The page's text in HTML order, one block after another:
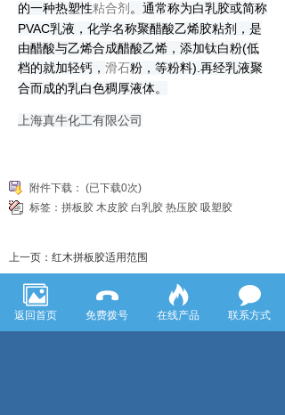
的一种热塑性粘合剂 。通常称为白乳胶或简称
PVAC乳液，化学名称聚醋酸乙烯胶粘剂，是
由醋酸与乙烯合成醋酸乙烯，添加钛白粉(低
档的就加轻钙， 滑石粉，等粉料).再经乳液聚
合而成的乳白色稠厚液体。
上海真牛化工有限公司
附件下载： (已下载0次)
标签： 拼板胶 木皮胶 白乳胶 热压胶 吸塑胶
上一页：红木拼板胶适用范围
下一页：封口胶使用提醒
企业名称：上海真牛化工有限公司
返回首页 免费拨号 在线产品 联系方式